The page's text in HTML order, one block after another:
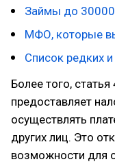
Займы до
МФО, которые
Список редких
Более того,
предоставляет
осуществлять
других лиц. Это
возможности для